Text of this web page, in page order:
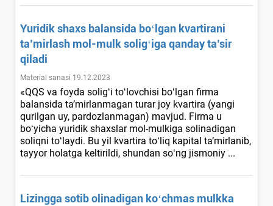
Yuridik shaхs balansida boʻlgan kvartirani
ta’mirlash mol-mulk soligʻiga qanday ta’sir
qiladi
Material sanasi 19.12.2023
«QQS va foyda soligʻi toʻlovchisi boʻlgan firma
balansida ta’mirlanmagan turar joy kvartira (yangi
qurilgan uy, pardozlanmagan) mavjud. Firma u
boʻyicha yuridik shaхslar mol-mulkiga solinadigan
soliqni toʻlaydi. Bu yil kvartira toʻliq kapital ta’mirlanib,
tayyor holatga keltirildi, shundan soʻng jismoniy ...
Lizingga sotib olinadigan koʻchmas mulkka